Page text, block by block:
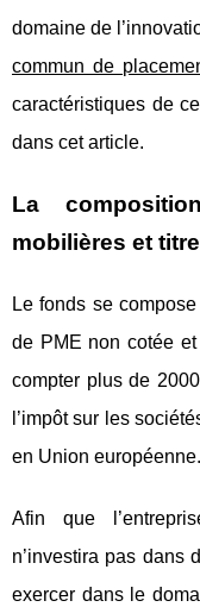
domaine de
commun de
caractéristiques de
dans cet article.
La
mobilières et
Le fonds se
de PME non cotée
compter plus de
l’impôt sur les
en Union européenne.
Afin que
n’investira pas dans
exercer dans le